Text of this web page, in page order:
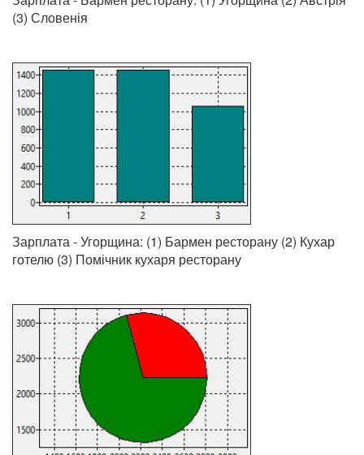
(3) Словенія
Зарплата - Угорщина: (1) Бармен ресторану (2) Кухар
готелю (3) Помічник кухаря ресторану